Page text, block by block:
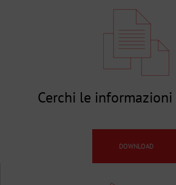
Cerchi le informazioni
DOWNLOAD